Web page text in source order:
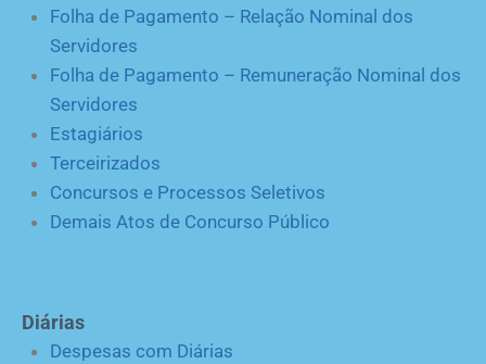
Folha de Pagamento – Relação Nominal dos
Servidores
Folha de Pagamento – Remuneração Nominal dos
Servidores
Estagiários
Terceirizados
Concursos e Processos Seletivos
Demais Atos de Concurso Público
Diárias
Despesas com Diárias